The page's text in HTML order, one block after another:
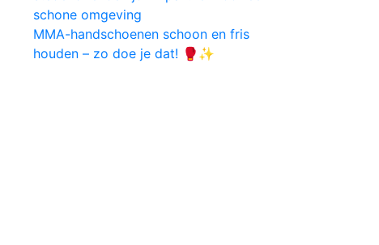
schone omgeving
MMA-handschoenen schoon en fris
houden – zo doe je dat! 🥊✨